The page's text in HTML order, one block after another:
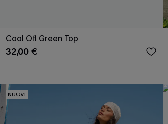
Cool Off Green Top
32,00 €
NUOVI